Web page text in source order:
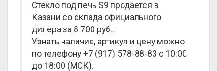
Стекло под печь S9 продается в
Казани со склада официального
дилера за 8 700 руб..
Узнать наличие, артикул и цену можно
по телефону +7 (917) 578-88-83 с 10:00
до 18:00 (МСК).